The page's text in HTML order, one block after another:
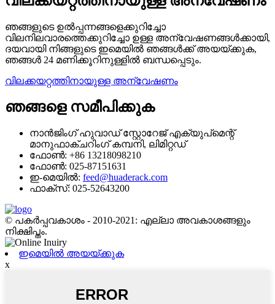
ഞങ്ങളുടെ ഉൽ‌പ്പന്നങ്ങളെക്കുറിച്ചോ
വിലനിലവാരത്തെക്കുറിച്ചോ ഉള്ള അന്വേഷണങ്ങൾ‌ക്കായി,
ദയവായി നിങ്ങളുടെ ഇമെയിൽ‌ ഞങ്ങൾ‌ക്ക് അയയ്‌ക്കുക,
ഞങ്ങൾ‌ 24 മണിക്കൂറിനുള്ളിൽ‌ ബന്ധപ്പെടും.
വിലക്കയറ്റത്തിനായുള്ള അന്വേഷണം
ഞങ്ങളെ സമീപിക്കുക
നാൻജിംഗ് ഹുവാഡ് സ്റ്റോറേജ് എക്യുപ്‌മെന്റ്
മാനുഫാക്ചറിംഗ് കമ്പനി, ലിമിറ്റഡ്
ഫോൺ: +86 13218098210
ഫോൺ: 025-87151631
ഇ-മെയിൽ: feed@huaderack.com
ഫാക്സ്: 025-52643200
© പകർപ്പവകാശം - 2010-2021: എല്ലാ അവകാശങ്ങളും
നിക്ഷിപ്തം.
ഇമെയിൽ അയയ്ക്കുക
x